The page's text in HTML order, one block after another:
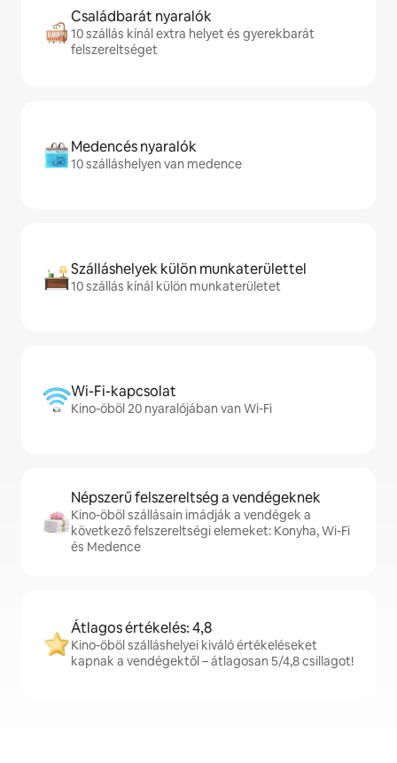
Családbarát nyaralók
10 szállás kínál extra helyet és gyerekbarát
felszereltséget
Medencés nyaralók
10 szálláshelyen van medence
Szálláshelyek külön munkaterülettel
10 szállás kínál külön munkaterületet
Wi-Fi-kapcsolat
Kino-öböl 20 nyaralójában van Wi-Fi
Népszerű felszereltség a vendégeknek
Kino-öböl szállásain imádják a vendégek a
következő felszereltségi elemeket: Konyha, Wi-Fi
és Medence
Átlagos értékelés: 4,8
Kino-öböl szálláshelyei kiváló értékeléseket
kapnak a vendégektől – átlagosan 5/4,8 csillagot!